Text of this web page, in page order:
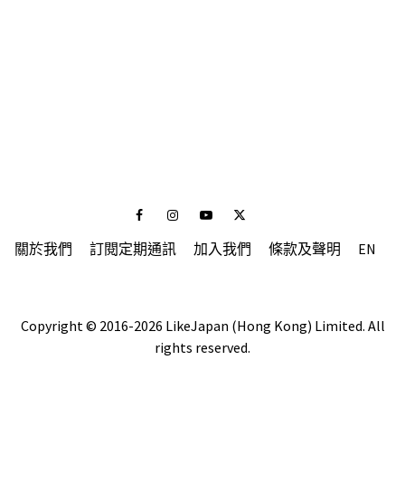
FacebookInstagramYoutubeTwitter
關於我們 訂閱定期通訊 加入我們 條款及聲明 EN
Copyright © 2016-2026 LikeJapan (Hong Kong) Limited. All
rights reserved.